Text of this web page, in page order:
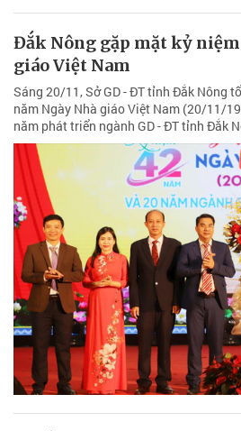
Đắk Nông gặp mặt kỷ
giáo Việt Nam
Sáng 20/11, Sở GD - ĐT tỉnh Đắk Nông
năm Ngày Nhà giáo Việt Nam (20/11/
năm phát triển ngành GD - ĐT tỉnh Đắk